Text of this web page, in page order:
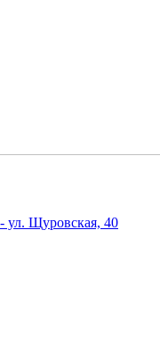
ул. Щуровская, 40